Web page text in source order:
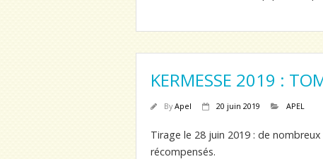
KERMESSE 2019 :
ByApel 20 juin 2019 APEL
Tirage le 28 juin 2019 : de
récompensés.